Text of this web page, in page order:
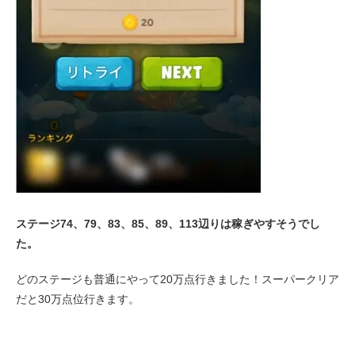
ステージ74、79、83、85、89、113辺りは稼ぎやすそうでし
た。
どのステージも普通にやって20万点行きました！スーパークリア
だと30万点位行きます。